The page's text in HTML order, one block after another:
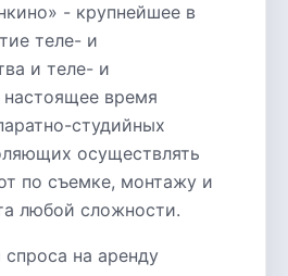
- крупнейшее в
теле- и
и теле- и
время
студийных
осуществлять
по съемке, монтажу и
любой сложности.
на аренду